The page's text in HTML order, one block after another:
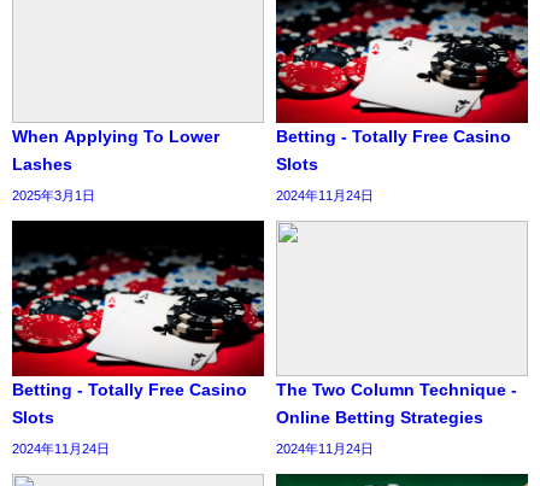
When Applying To Lower
Lashes
2025年3月1日
Betting - Totally Free Casino
Slots
2024年11月24日
Betting - Totally Free Casino
Slots
2024年11月24日
The Two Column Technique -
Online Betting Strategies
2024年11月24日